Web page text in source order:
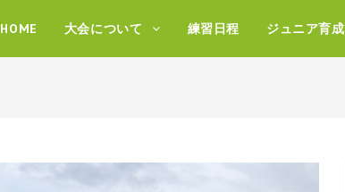
HOME 大会について 練習日程 ジュニア育成